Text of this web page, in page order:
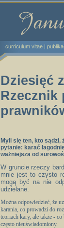
curriculum vitae|
Dziesięć
Rzecznik
Myli się ten, kto
pytanie: karać
ważniejsza od
W gruncie rzeczy
mnie jest to czysto
mogą być na nie
udzielane.
Można odpowiedzieć, że
karania, co prowadzi do
teoriach kary, ale także -
często nieuświadomiony.